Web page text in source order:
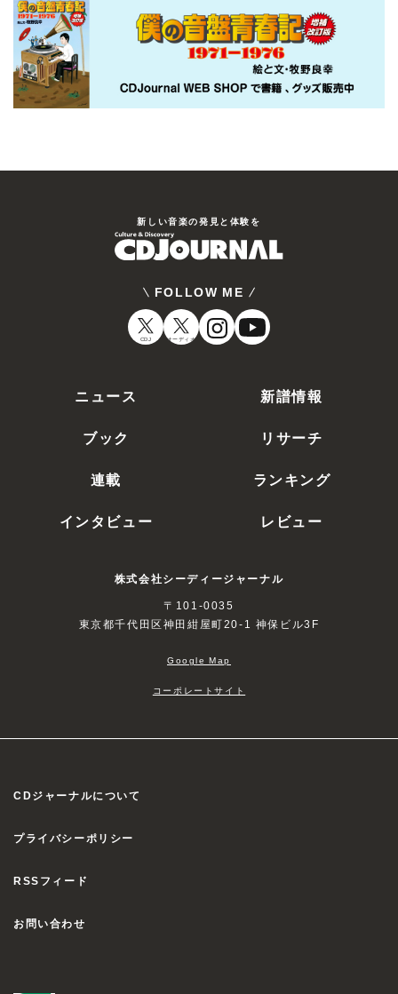
新しい⾳楽の発⾒と体験を
FOLLOW ME
CDJ オーディオ
ニュース
新譜情報
ブック
リサーチ
連載
ランキング
インタビュー
レビュー
株式会社シーディージャーナル
〒101-0035
東京都千代田区神田紺屋町20-1 神保ビル3F
Google Map
コーポレートサイト
CDジャーナルについて
プライバシーポリシー
RSSフィード
お問い合わせ